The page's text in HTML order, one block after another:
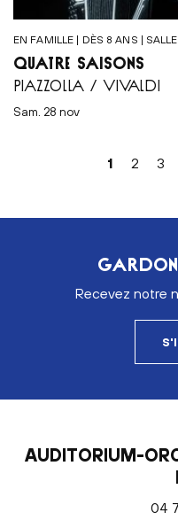
EN FAMILLE | DÈS 8 ANS |
QUATRE SAISONS
PIAZZOLLA / VIVALDI
sam. 28 nov
Page
1 Page
2 3
Recevez notre
AUDITORIUM-
04